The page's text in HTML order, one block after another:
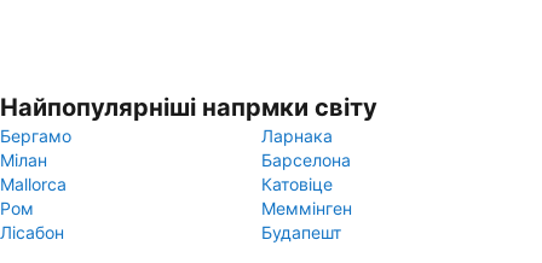
Найпопулярніші напрмки світу
Бергамо
Ларнака
Мілан
Барселона
Mallorca
Катовіце
Ром
Меммінген
Лісабон
Будапешт